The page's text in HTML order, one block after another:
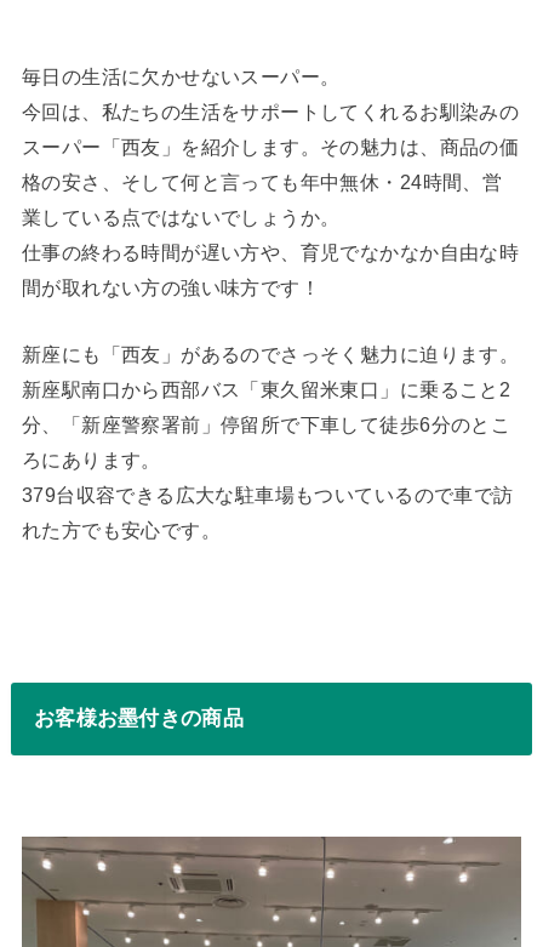
毎日の生活に欠かせないスーパー。
今回は、私たちの生活をサポートしてくれるお馴染みの
スーパー「西友」を紹介します。その魅力は、商品の価
格の安さ、そして何と言っても年中無休・24時間、営
業している点ではないでしょうか。
仕事の終わる時間が遅い方や、育児でなかなか自由な時
間が取れない方の強い味方です！
新座にも「西友」があるのでさっそく魅力に迫ります。
新座駅南口から西部バス「東久留米東口」に乗ること2
分、「新座警察署前」停留所で下車して徒歩6分のとこ
ろにあります。
379台収容できる広大な駐車場もついているので車で訪
れた方でも安心です。
お客様お墨付きの商品